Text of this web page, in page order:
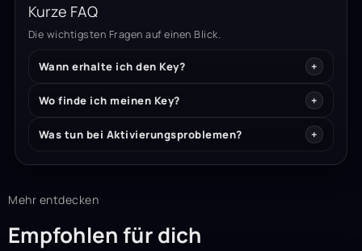
Kurze FAQ
Die wichtigsten Fragen auf einen Blick.
Wann erhalte ich den Key?
Wo finde ich meinen Key?
Was tun bei Aktivierungsproblemen?
Mehr entdecken
Empfohlen für dich